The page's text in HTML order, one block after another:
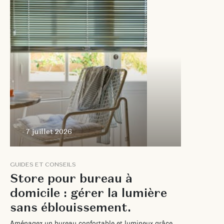
7 juillet 2026
GUIDES ET CONSEILS
Store pour bureau à
domicile : gérer la lumière
sans éblouissement.